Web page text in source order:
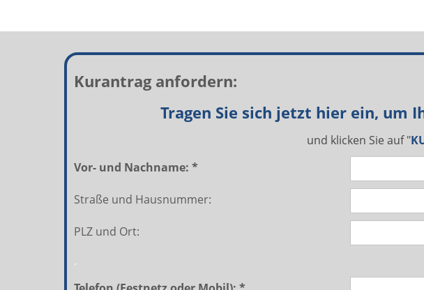
Kurantrag anfordern:
Tragen Sie sich jetzt hier ein, um
und klicken Sie auf "
Vor- und Nachname: *
Straße und Hausnummer:
PLZ und Ort:
.